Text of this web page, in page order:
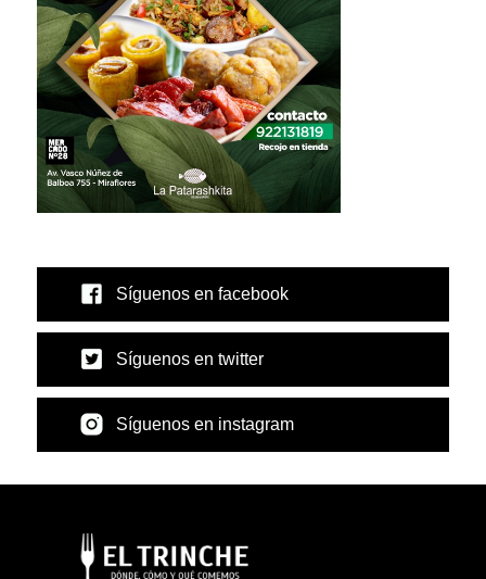
Síguenos en facebook
Síguenos en twitter
Síguenos en instagram